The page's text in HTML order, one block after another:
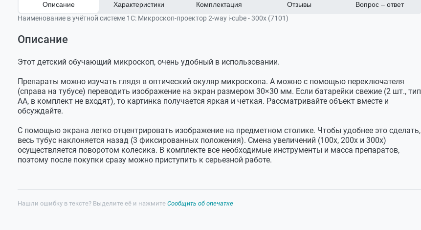
Описание Характеристики Комплектация Отзывы
Вопрос – ответ
Наименование в учётной системе 1С: Микроскоп-проектор 2-way i-cube - 300х (7101)
Описание
Этот детский обучающий микроскоп, очень удобный в использовании.
Препараты можно изучать глядя в оптический окуляр микроскопа. А можно с помощью переключателя
(справа на тубусе) переводить изображение на экран размером 30×30 мм. Если батарейки свежие (2 шт., тип
АА, в комплект не входят), то картинка получается яркая и четкая. Рассматривайте объект вместе и
обсуждайте.
С помощью экрана легко отцентрировать изображение на предметном столике. Чтобы удобнее это сделать,
весь тубус наклоняется назад (3 фиксированных положения). Смена увеличений (100х, 200х и 300х)
осуществляется поворотом колесика. В комплекте все необходимые инструменты и масса препаратов,
поэтому после покупки сразу можно приступить к серьезной работе.
Габаритные
упаковки, мм
Микроскоп "i-Cube" - 1 шт.
Покровное стекло - 36 шт.
Предметное стекло - 10 шт.
Предметное стекло с препаратом - 2 шт.
Покровный стикер - 36 шт.
Колба для препаратов - 2 шт.
Лупа - 1 шт.
Пинцет -1 шт.
Пипетка - 1 шт.
Пластмассовая спица - 1 шт.
Оставить отзыв
Задать вопрос
Нашли ошибку в тексте? Выделите её и нажмите Сообщить об опечатке